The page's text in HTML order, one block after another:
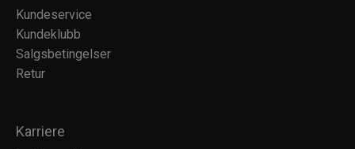
Kundeservice
Kundeklubb
Salgsbetingelser
Retur
Karriere